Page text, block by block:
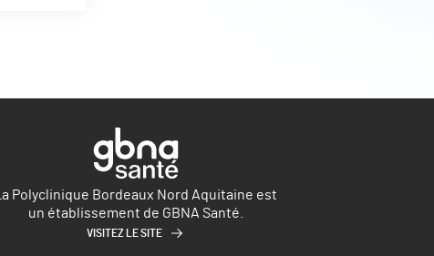
La Polyclinique Bordeaux Nord Aquitaine est
un établissement de GBNA Santé.
VISITEZ LE SITE